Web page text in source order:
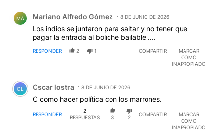
MA Mariano Alfredo Gómez 8 DE JUNIO DE 2026
Los indios se juntaron para saltar y no tener que
pagar la entrada al boliche bailable ....
RESPONDER 2 1 COMPARTIR
MARCAR
COMO
INAPROPIADO
Comentario de Oscar lostra.
OL Oscar lostra 8 DE JUNIO DE 2026
O como hacer política con los marrones.
RESPONDER
2
RESPUESTAS
3 2
COMPARTIR
MARCAR
COMO
INAPROPIADO